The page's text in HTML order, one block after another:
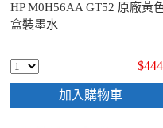
HP M0H56AA GT52 原廠黃
盒裝墨水
$444
加入購物車